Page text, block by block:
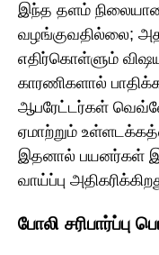
இந்த தளம்
வழங்குவதில்லை;
எதிர்கொள்ளும்
காரணிகளால்
ஆபரேட்டர்கள்
ஏமாற்றும்
இதனால் பயனர்கள்
வாய்ப்பு
போலி சரிபார்ப்பு